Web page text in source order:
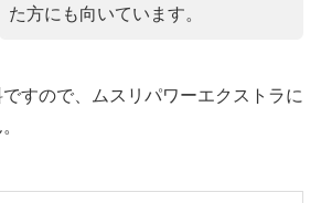
た方にも向いています。
すので、ムスリパワーエクストラに